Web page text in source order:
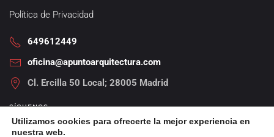
Política de Privacidad
649612449
oficina@apuntoarquitectura.com
Cl. Ercilla 50 Local; 28005 Madrid
SÍGUENOS
Utilizamos cookies para ofrecerte la mejor experiencia en
nuestra web.